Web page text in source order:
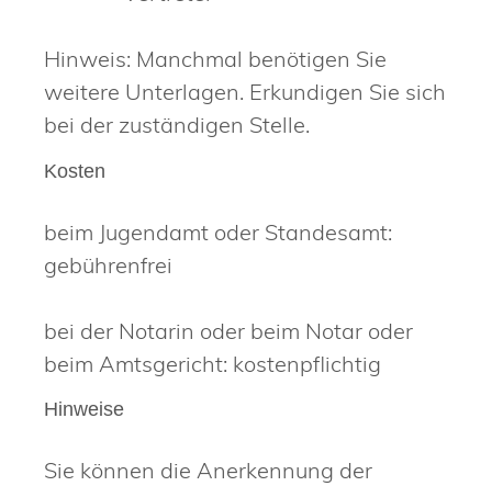
Hinweis: Manchmal benötigen Sie
weitere Unterlagen. Erkundigen Sie sich
bei der zuständigen Stelle.
Kosten
beim Jugendamt oder Standesamt:
gebührenfrei
bei der Notarin oder beim Notar oder
beim Amtsgericht: kostenpflichtig
Hinweise
Sie können die Anerkennung der